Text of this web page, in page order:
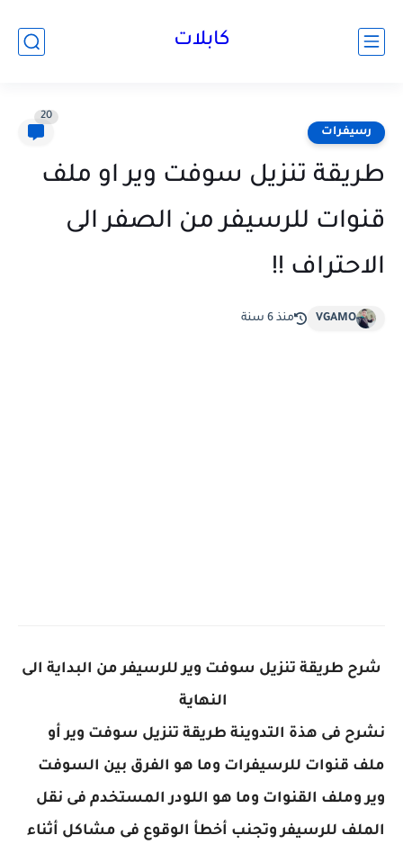
كابلات
رسيفرات
20
طريقة تنزيل سوفت وير او ملف
قنوات للرسيفر من الصفر الى
الاحتراف !!
VGAMO منذ 6 سنة
شرح طريقة تنزيل سوفت وير للرسيفر من البداية الى
النهاية
نشرح فى هذة التدوينة طريقة تنزيل سوفت وير أو
ملف قنوات للرسيفرات وما هو الفرق بين السوفت
وير وملف القنوات وما هو اللودر المستخدم فى نقل
الملف للرسيفر وتجنب أخطأ الوقوع فى مشاكل أثناء